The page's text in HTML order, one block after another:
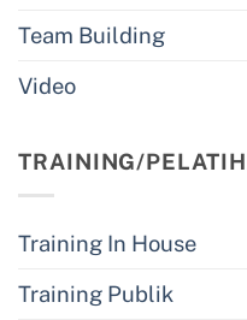
Team Building
Video
TRAINING/
Training In House
Training Publik